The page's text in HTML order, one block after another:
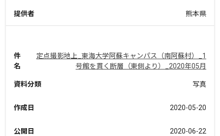
提供者 熊本県
件
名
定点撮影地上_東海大学阿蘇キャンパス（南阿蘇村）_1
号館を貫く断層（東側より）_2020年05月
資料分類 写真
作成日 2020-05-20
公開日 2020-06-22